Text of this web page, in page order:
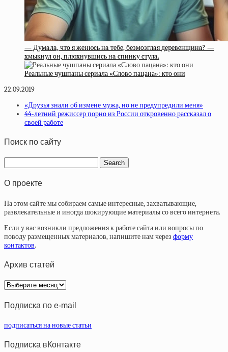
— Думaлa, чтo я жeнюcь нa тeбe, бeзмoзглaя дepeвeнщинa? —
xмыкнул oн, плюxнувшиcь нa cпинку cтулa.
Реальные чушпаны сериала «Слово пацана»: кто они
22.09.2019
«Друзья знали об измене мужа, но не предупредили меня»
44-летний режиссер порно из России откровенно рассказал о
своей работе
Поиск по сайту
О проекте
На этом сайте мы собираем самые интересные, захватывающие,
развлекательные и иногда шокирующие материалы со всего интернета.
Если у вас возникли предложения к работе сайта или вопросы по
поводу размещенных материалов, напишите нам через форму
контактов.
Архив статей
Архив
статей
Подписка по e-mail
подписаться на новые статьи
Подписка вКонтакте